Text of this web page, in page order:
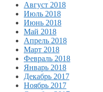
Август 2018
Июль 2018
Июнь 2018
Май 2018
Апрель 2018
Март 2018
Февраль 2018
Январь 2018
Декабрь 2017
Ноябрь 2017